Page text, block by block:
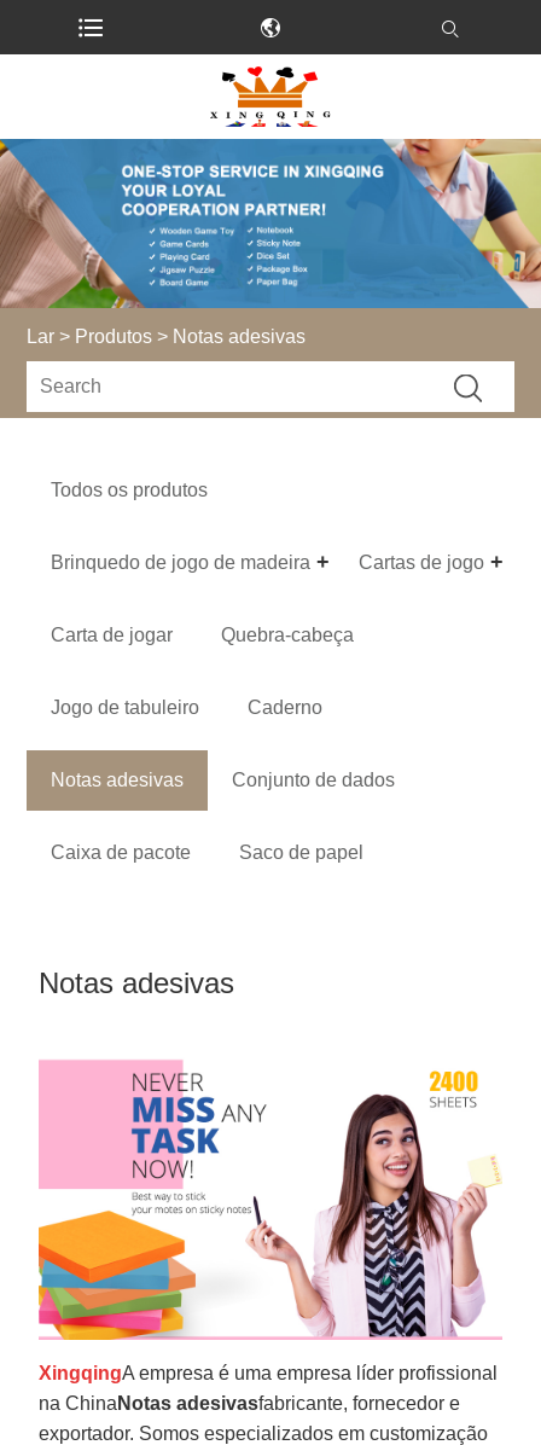
Lar > Produtos > Notas adesivas
Todos os produtos
Brinquedo de jogo de madeira Cartas de jogo
Carta de jogar Quebra-cabeça
Jogo de tabuleiro Caderno
Notas adesivas Conjunto de dados
Caixa de pacote Saco de papel
Notas adesivas
XingqingA empresa é uma empresa líder profissional
na China Notas adesivasfabricante, fornecedor e
exportador. Somos especializados em customização